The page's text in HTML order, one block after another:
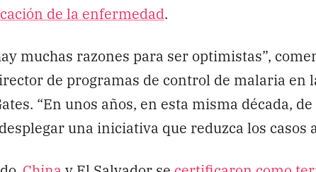
de la enfermedad.
muchas razones para ser optimistas”,
de programas de control de malaria en
“En unos años, en esta misma década,
una iniciativa que reduzca los casos